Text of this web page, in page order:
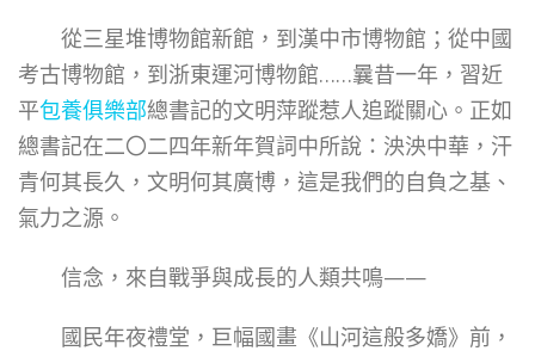
從三星堆博物館新館，到漢中市博物館；從中國
考古博物館，到浙東運河博物館……曩昔一年，習近
平包養俱樂部總書記的文明萍蹤惹人追蹤關心。正如
總書記在二〇二四年新年賀詞中所說：泱泱中華，汗
青何其長久，文明何其廣博，這是我們的自負之基、
氣力之源。
信念，來自戰爭與成長的人類共鳴——
國民年夜禮堂，巨幅國畫《山河這般多嬌》前，